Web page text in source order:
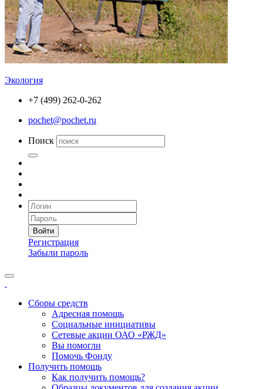
Экология
+7 (499) 262-0-262
pochet@pochet.ru
Поиск
Войти
Регистрация
Забыли пароль
Сборы средств
Адресная помощь
Социальные инициативы
Сетевые акции ОАО «РЖД»
Вы помогли
Помочь Фонду
Получить помощь
Как получить помощь?